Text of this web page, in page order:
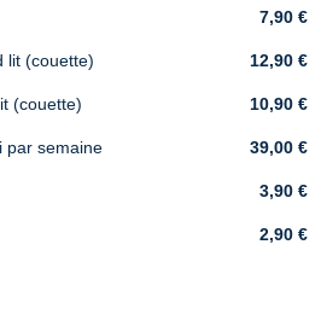
7,90 €
lit (couette) 12,90 €
(couette) 10,90 €
par semaine 39,00 €
3,90 €
2,90 €